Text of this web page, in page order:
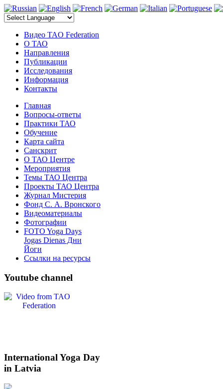
электронные компоненты
Видео TAO Federation
О ТАО
Направления
Публикации
Исследования
Информация
Контакты
Главная
Вопросы-ответы
Практики ТАО
Обучение
Карта сайта
Санскрит
О ТАО Центре
Мероприятия
Темы ТАО Центра
Проекты ТАО Центра
Журнал Мистерия
Фонд С. А. Вронского
Видеоматериалы
Фотографии
FOTO Yoga Days
Jogas Dienas Дни
Йоги
Ссылки на ресурсы
Youtube channel
InternationalYoga Day
in Latvia